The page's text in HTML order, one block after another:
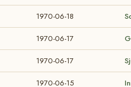
1970-06-18
1970-06-17
1970-06-17
1970-06-15